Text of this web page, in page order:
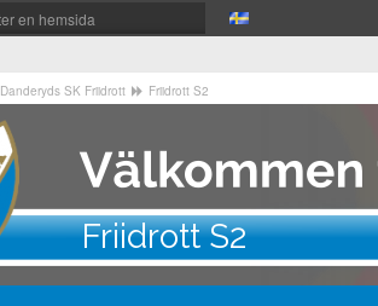
Danderyds SK Friidrott Friidrott S2
Friidrott S2